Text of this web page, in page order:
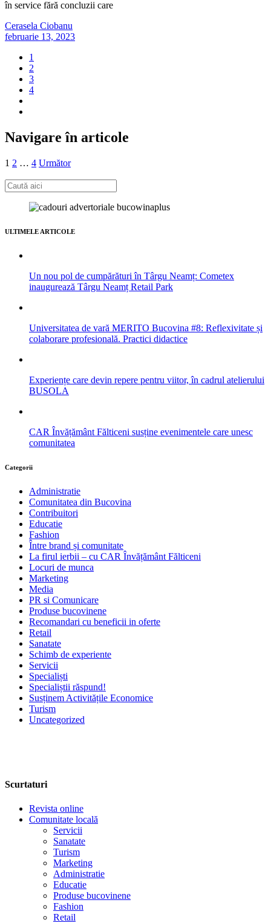
în service fără concluzii care
Cerasela Ciobanu
februarie 13, 2023
1
2
3
4
Navigare în articole
1 2 … 4 Următor
ULTIMELE ARTICOLE
Un nou pol de cumpărături în Târgu Neamț: Cometex
inaugurează Târgu Neamț Retail Park
Universitatea de vară MERITO Bucovina #8: Reflexivitate și
colaborare profesională. Practici didactice
Experiențe care devin repere pentru viitor, în cadrul atelierului
BUSOLA
CAR Învățământ Fălticeni susține evenimentele care unesc
comunitatea
Categorii
Administratie
Comunitatea din Bucovina
Contribuitori
Educatie
Fashion
Între brand și comunitate
La firul ierbii – cu CAR Învățământ Fălticeni
Locuri de munca
Marketing
Media
PR si Comunicare
Produse bucovinene
Recomandari cu beneficii in oferte
Retail
Sanatate
Schimb de experiente
Servicii
Specialiști
Specialiștii răspund!
Susținem Activitățile Economice
Turism
Uncategorized
Scurtaturi
Revista online
Comunitate locală
Servicii
Sanatate
Turism
Marketing
Administratie
Educatie
Produse bucovinene
Fashion
Retail